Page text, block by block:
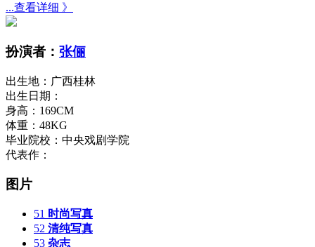
...查看详细 》
扮演者： 张俪
出生地： 广西桂林
出生日期：
身高： 169CM
体重： 48KG
毕业院校： 中央戏剧学院
代表作：
图片
51 时尚写真
52 清纯写真
53 杂志